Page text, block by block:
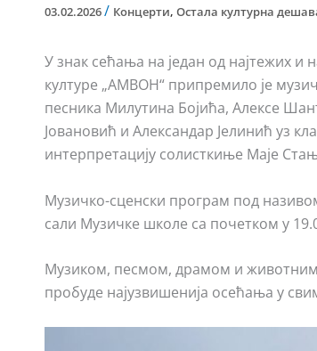
03.02.2026/ Концерти, Остала културна
У знак сећања на један од најтежих
културе „АМВОН“ припремило је
песника Милутина Бојића, Алексе
Јовановић и Александар Јелинић уз
интерпретацију солисткиње Маје
Музичко-сценски програм под
сали Музичке школе са почетком у
Музиком, песмом, драмом и
пробуде најузвишенија осећања у